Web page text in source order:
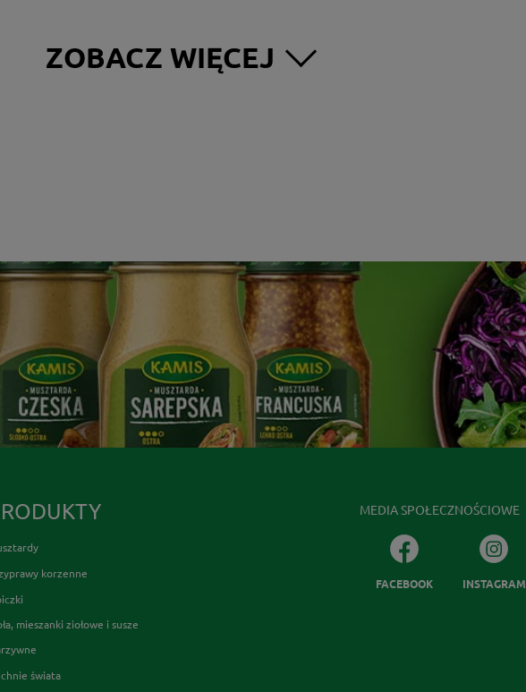
ZOBACZ WIĘCEJ
korzenne
mieszanki ziołowe i susze
świata
MEDIA SPOŁECZNOŚCIOWE
FACEBOOK INSTAGRAM